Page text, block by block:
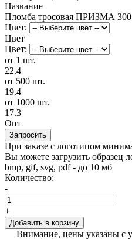
Название
Пломба тросовая ПРИЗМА
Цвет:
Цвет
Цвет:
от 1 шт.
22.4
от 500 шт.
19.4
от 1000 шт.
17.3
Опт
Запросить
При заказе с логотипом
Вы можете загрузить образец
bmp, gif, svg, pdf - до 10 мб
Количество:
-
+
Добавить в корзину
Внимание, цены указаны с